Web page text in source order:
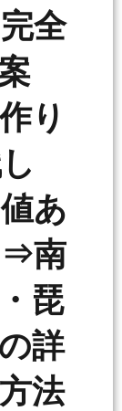
全
り
あ
⇒南
琵
詳
法